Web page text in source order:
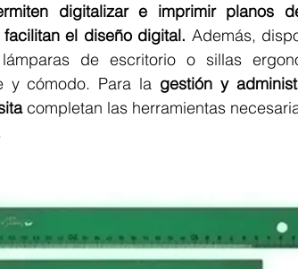
digitalizar e imprimir planos
el diseño digital. Además,
de escritorio o sillas
y cómodo. Para la gestión y
completan las herramientas